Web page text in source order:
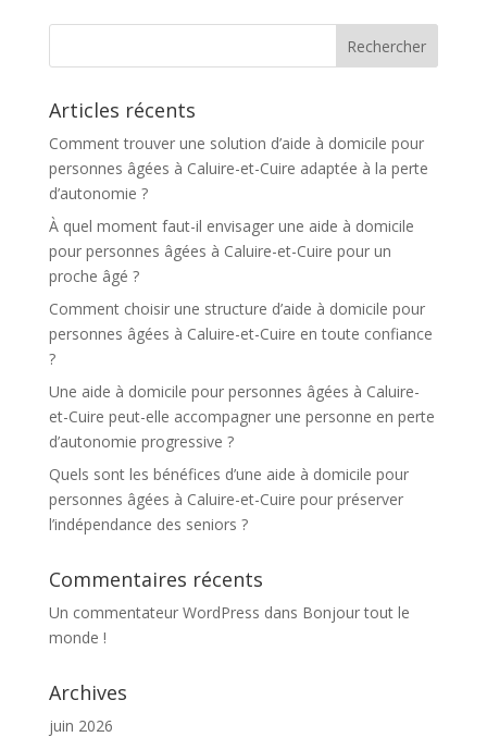
i
v
:
Articles récents
Comment trouver une solution d’aide à domicile pour
personnes âgées à Caluire-et-Cuire adaptée à la perte
d’autonomie ?
À quel moment faut-il envisager une aide à domicile
pour personnes âgées à Caluire-et-Cuire pour un
proche âgé ?
Comment choisir une structure d’aide à domicile pour
personnes âgées à Caluire-et-Cuire en toute confiance
?
Une aide à domicile pour personnes âgées à Caluire-
et-Cuire peut-elle accompagner une personne en perte
d’autonomie progressive ?
Quels sont les bénéfices d’une aide à domicile pour
personnes âgées à Caluire-et-Cuire pour préserver
l’indépendance des seniors ?
Commentaires récents
Un commentateur WordPress dans Bonjour tout le
monde !
Archives
juin 2026